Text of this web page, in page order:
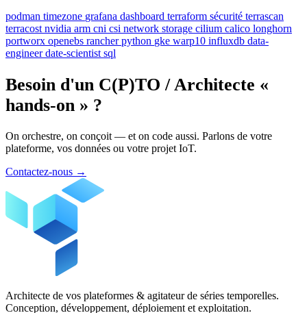
podman timezone grafana dashboard terraform sécurité terrascan
terracost nvidia arm cni csi network storage cilium calico longhorn
portworx openebs rancher python gke warp10 influxdb data-
engineer date-scientist sql
Besoin d'un C(P)TO / Architecte «
hands-on » ?
On orchestre, on conçoit — et on code aussi. Parlons de votre
plateforme, vos données ou votre projet IoT.
Contactez-nous →
Architecte de vos plateformes & agitateur de séries temporelles.
Conception, développement, déploiement et exploitation.